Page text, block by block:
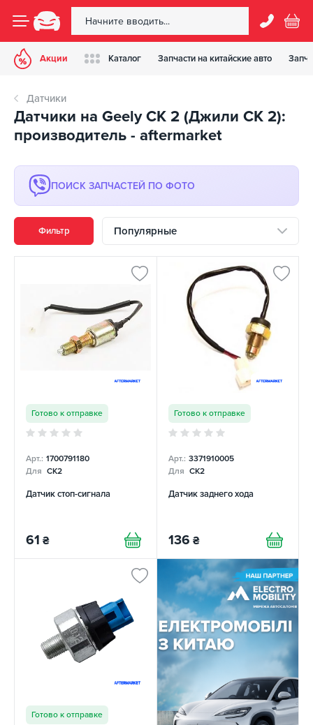
Акции Каталог Запчасти на китайские авто
Датчики
Датчики на Geely CK 2 (Джили СК 2):
производитель - aftermarket
ПОИСК ЗАПЧАСТЕЙ ПО ФОТО
Фильтр Популярные
Готово к отправке
Арт.: 1700791180
Для CK2
Датчик стоп-сигнала
61 ₴
Готово к отправке
Арт.: 3371910005
Для CK2
Датчик заднего хода
136 ₴
Готово к отправке